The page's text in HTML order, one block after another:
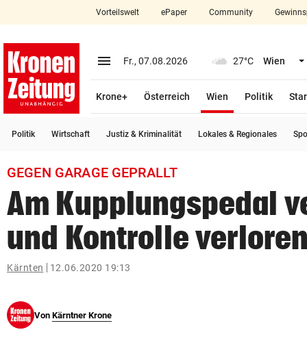
closeSchließen
account_circle Anmelden
arrow_right
search
Suchbegriff
eingeben
© Krone Multimedia GmbH & Co KG 2026
Vorteilswelt ePaper Community
menu Menü aufklappen
Fr., 07.08.2026 27°C Wien
Krone+ Österreich Wien
Politik
Politik Wirtschaft Justiz & Kriminalität Lokales & Regionales
GEGEN GARAGE GEPRALLT
Am Kupplungspedal
und Kontrolle verloren
Kärnten 12.06.2020 19:13
Von Kärntner Krone